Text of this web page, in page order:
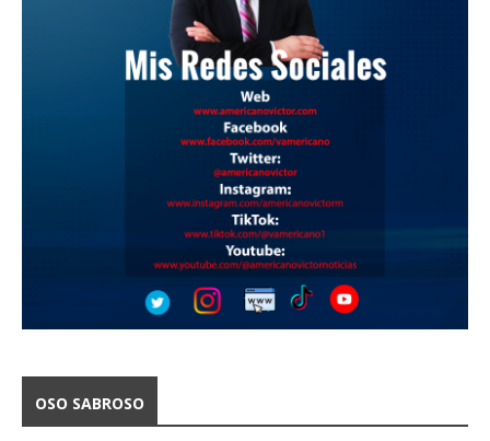
OSO SABROSO